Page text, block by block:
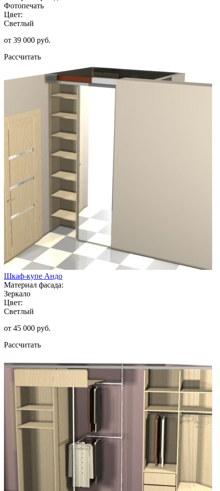
Фотопечать
Цвет:
Светлый
от 39 000 руб.
Рассчитать
Шкаф-купе Андо
Материал фасада:
Зеркало
Цвет:
Светлый
от 45 000 руб.
Рассчитать